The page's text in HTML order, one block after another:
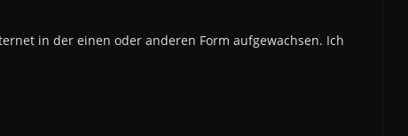
in der einen oder anderen Form aufgewachsen. Ich